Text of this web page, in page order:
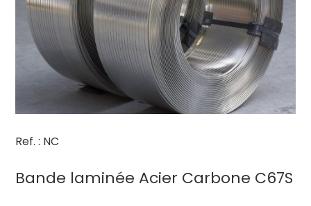
Ref. : NC
Bande laminée Acier Carbone C67S